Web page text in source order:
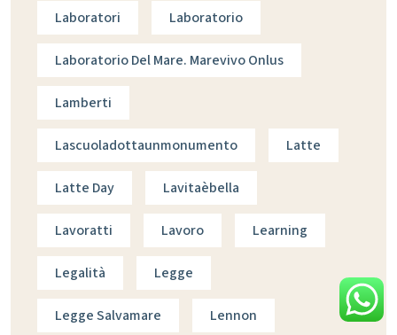
Laboratori Laboratorio
Laboratorio Del Mare. Marevivo Onlus
Lamberti
Lascuoladottaunmonumento Latte
Latte Day Lavitaèbella
Lavoratti Lavoro Learning
Legalità Legge
Legge Salvamare Lennon